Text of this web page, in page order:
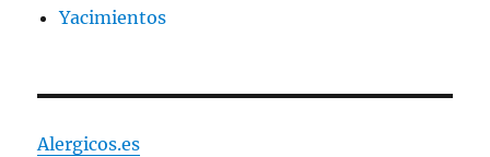
Yacimientos
Alergicos.es